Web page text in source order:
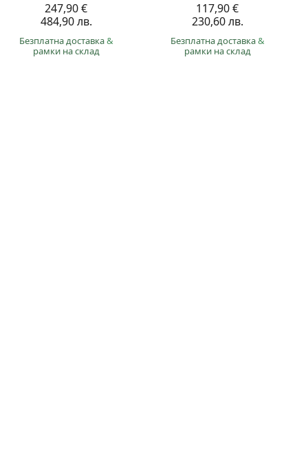
247,90 €
484,90 лв.
Безплатна доставка&
рамки на склад
117,90 €
230,60 лв.
Безплатна доставка&
рамки на склад